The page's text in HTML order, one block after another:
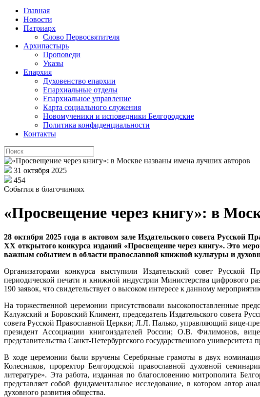
Главная
Новости
Патриарх
Слово Первосвятителя
Архипастырь
Проповеди
Указы
Епархия
Духовенство епархии
Епархиальные отделы
Епархиальное управление
Карта социального служения
Новомученики и исповедники Белгородские
Политика конфиденциальности
Контакты
31 октября 2025
454
События в благочиниях
«Просвещение через книгу»: в
28 октября 2025 года в актовом зале Издательского совета Русской
XX открытого конкурса изданий «Просвещение через книгу». Это
важным событием в области православной книжной культуры и
Организаторами конкурса выступили Издательский совет Русской
периодической печати и книжной индустрии Министерства цифрового
190 заявок, что свидетельствует о высоком интересе к данному
На торжественной церемонии присутствовали высокопоставленные
Калужский и Боровский Климент, председатель Издательского совета
совета Русской Православной Церкви; Л.Л. Палько, управляющий вице-
президент Ассоциации книгоиздателей России; О.В. Филимонов,
представительства Санкт-Петербургского государственного
В ходе церемонии были вручены Серебряные грамоты в двух
Колесников, проректор Белгородской православной духовной
литературе». Эта работа, изданная по благословению митрополита
представляет собой фундаментальное исследование, в котором автор
духовного развития общества.